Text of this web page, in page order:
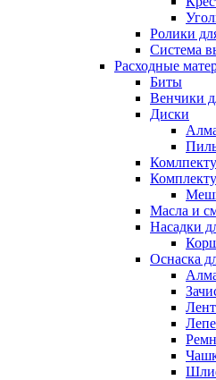
Ролики
Система
Расходные
Биты
Венчики
Диски
Масла и
Насадки
Оснаска